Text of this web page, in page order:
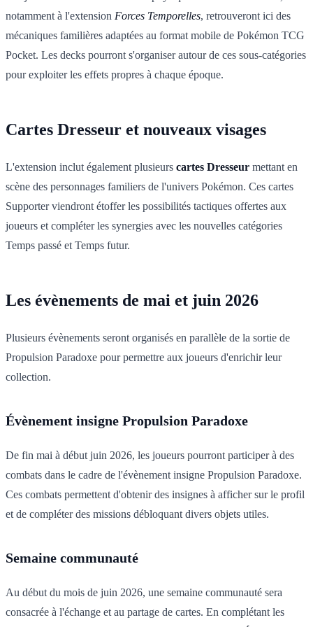
notamment à l'extension Forces Temporelles, retrouveront ici des
mécaniques familières adaptées au format mobile de Pokémon TCG
Pocket. Les decks pourront s'organiser autour de ces sous-catégories
pour exploiter les effets propres à chaque époque.
Cartes Dresseur et nouveaux visages
L'extension inclut également plusieurs cartes Dresseur mettant en
scène des personnages familiers de l'univers Pokémon. Ces cartes
Supporter viendront étoffer les possibilités tactiques offertes aux
joueurs et compléter les synergies avec les nouvelles catégories
Temps passé et Temps futur.
Les évènements de mai et juin 2026
Plusieurs évènements seront organisés en parallèle de la sortie de
Propulsion Paradoxe pour permettre aux joueurs d'enrichir leur
collection.
Évènement insigne Propulsion Paradoxe
De fin mai à début juin 2026, les joueurs pourront participer à des
combats dans le cadre de l'évènement insigne Propulsion Paradoxe.
Ces combats permettent d'obtenir des insignes à afficher sur le profil
et de compléter des missions débloquant divers objets utiles.
Semaine communauté
Au début du mois de juin 2026, une semaine communauté sera
consacrée à l'échange et au partage de cartes. En complétant les